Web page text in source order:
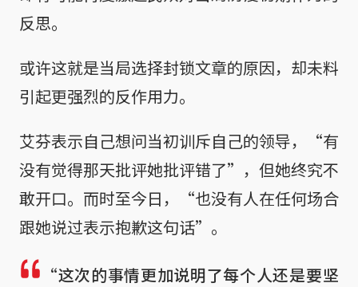
反思。
或许这就是当局选择封锁文章的原因，却未料
引起更强烈的反作用力。
艾芬表示自己想问当初训斥自己的领导，“有
没有觉得那天批评她批评错了”，但她终究不
敢开口。而时至今日，“也没有人在任何场合
跟她说过表示抱歉这句话”。
“这次的事情更加说明了每个人还是要坚